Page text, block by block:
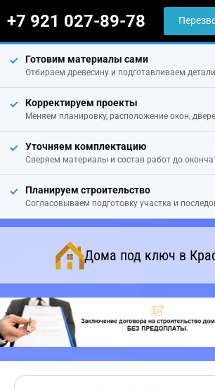
+7 921 027-89-78
Готовим материалы сами
Отбираем древесину и подготавливаем
Корректируем проекты
Меняем планировку, расположение окон,
Уточняем комплектацию
Сверяем материалы и состав работ до
Планируем строительство
Согласовываем подготовку участка и
Дома под ключ в